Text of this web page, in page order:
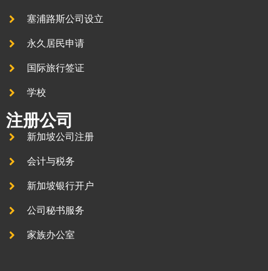
塞浦路斯公司设立
永久居民申请
国际旅行签证
学校
注册公司
新加坡公司注册
会计与税务
新加坡银行开户
公司秘书服务
家族办公室